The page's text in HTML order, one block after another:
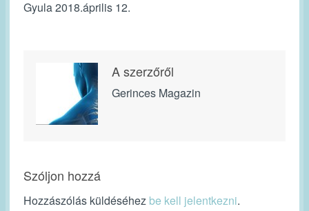
Gyula 2018.április 12.
A szerzőről
Gerinces Magazin
Szóljon hozzá
Hozzászólás küldéséhez be kell jelentkezni.